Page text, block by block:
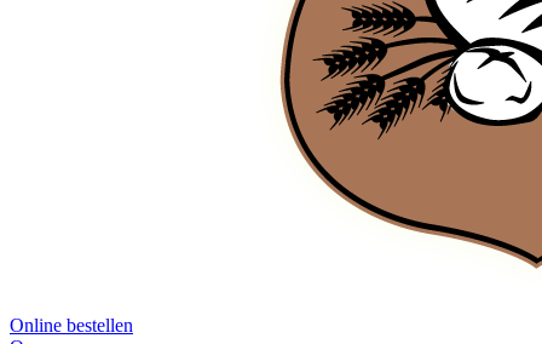
Online bestellen